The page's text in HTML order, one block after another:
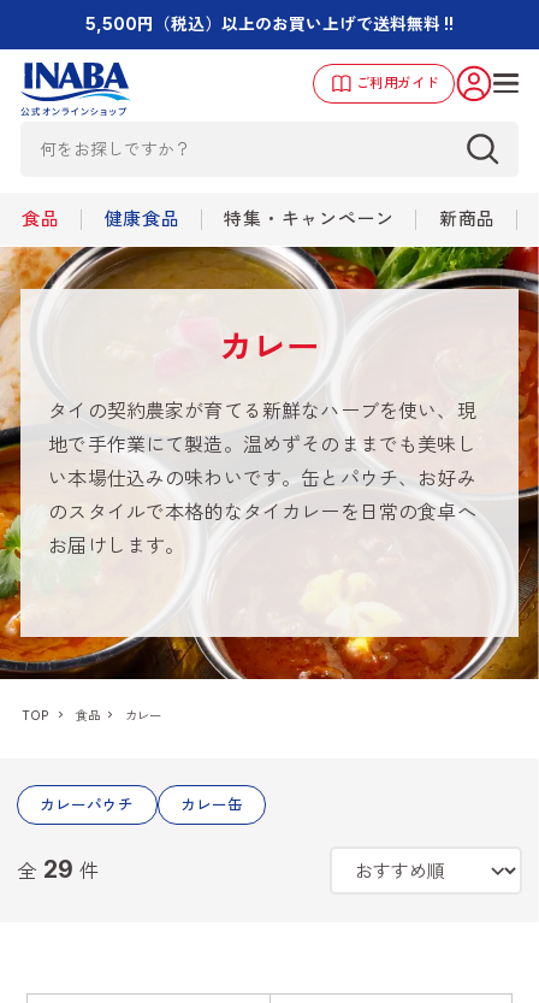
5,500円（税込）以上のお買い上げで送料無料 !!
ご利用ガイド
食品 健康食品 特集・キャンペーン 新商品
カレー
タイの契約農家が育てる新鮮なハーブを使い、現
地で手作業にて製造。温めずそのままでも美味し
い本場仕込みの味わいです。缶とパウチ、お好み
のスタイルで本格的なタイカレーを日常の食卓へ
お届けします。
TOP 食品 カレー
カレーパウチ カレー缶
全 29 件